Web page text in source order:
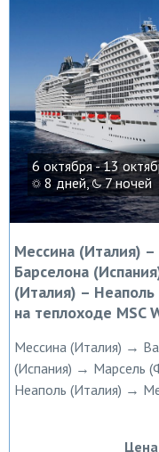
6 октября - 13
8 дней, 7 ночей
Мессина (Италия)
Барселона
(Италия) –
на теплоходе MSC
Мессина (Италия) →
(Испания) → Марсель
Неаполь (Италия) →